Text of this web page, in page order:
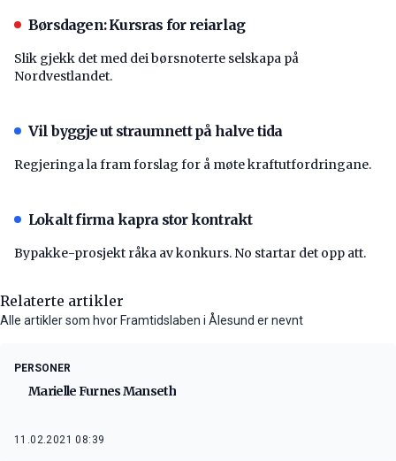
Børsdagen: Kursras for reiarlag
Slik gjekk det med dei børsnoterte selskapa på
Nordvestlandet.
Vil byggje ut straumnett på halve tida
Regjeringa la fram forslag for å møte kraftutfordringane.
Lokalt firma kapra stor kontrakt
Bypakke-prosjekt råka av konkurs. No startar det opp att.
Relaterte artikler
Alle artikler som hvor Framtidslaben i Ålesund er nevnt
PERSONER
Marielle Furnes Manseth
11.02.2021 08:39